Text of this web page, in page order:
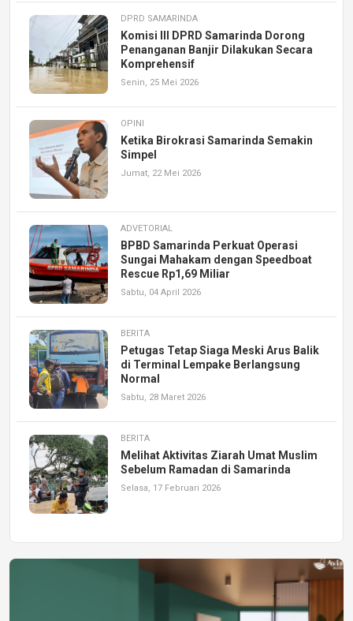
DPRD SAMARINDA
Komisi III DPRD Samarinda Dorong
Penanganan Banjir Dilakukan Secara
Komprehensif
Senin, 25 Mei 2026
OPINI
Ketika Birokrasi Samarinda Semakin
Simpel
Jumat, 22 Mei 2026
ADVETORIAL
BPBD Samarinda Perkuat Operasi
Sungai Mahakam dengan Speedboat
Rescue Rp1,69 Miliar
Sabtu, 04 April 2026
BERITA
Petugas Tetap Siaga Meski Arus Balik
di Terminal Lempake Berlangsung
Normal
Sabtu, 28 Maret 2026
BERITA
Melihat Aktivitas Ziarah Umat Muslim
Sebelum Ramadan di Samarinda
Selasa, 17 Februari 2026